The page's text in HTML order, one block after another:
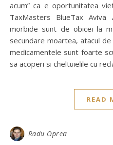
acum” ca e oportunitatea
TaxMasters BlueTax Aviva
morbide sunt de obicei la
secundare moartea, atacul
medicamentele sunt foarte
sa acoperi si cheltuielile cu
READ
Radu Oprea